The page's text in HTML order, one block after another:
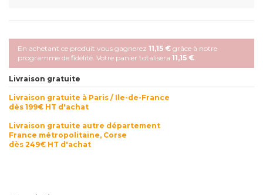
En achetant ce produit vous gagnerez 11,15 € grâce à notre
programme de fidélité. Votre panier totalisera 11,15 €.
Livraison gratuite
Livraison gratuite à Paris / Ile-de-France
dès 199€ HT d'achat
Livraison gratuite autre département
France métropolitaine, Corse
dès 249€ HT d'achat